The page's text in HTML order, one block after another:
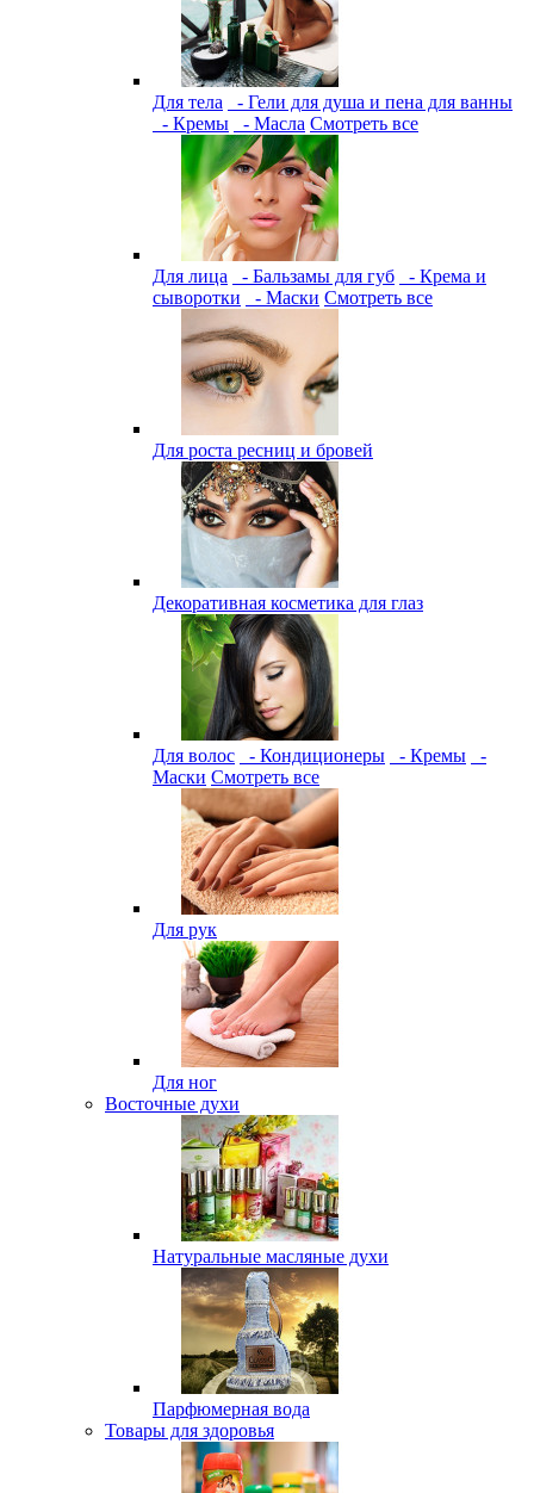
Для тела
- Гели для душа и пена для ванны
- Кремы
- Масла Смотреть все
Для лица - Бальзамы для губ
- Крема и
сыворотки
- Маски Смотреть все
Для роста ресниц и бровей
Декоративная косметика для глаз
Для волос - Кондиционеры - Кремы
-
Маски Смотреть все
Для рук
Для ног
Восточные духи
Натуральные масляные духи
Парфюмерная вода
Товары для здоровья